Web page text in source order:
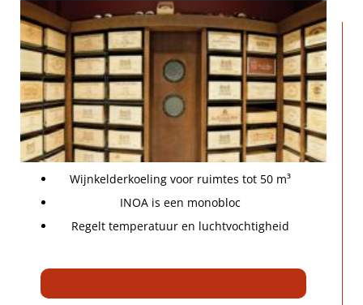
Wijnkelderkoeling voor ruimtes tot 50 m³
INOA is een monobloc
Regelt temperatuur en luchtvochtigheid